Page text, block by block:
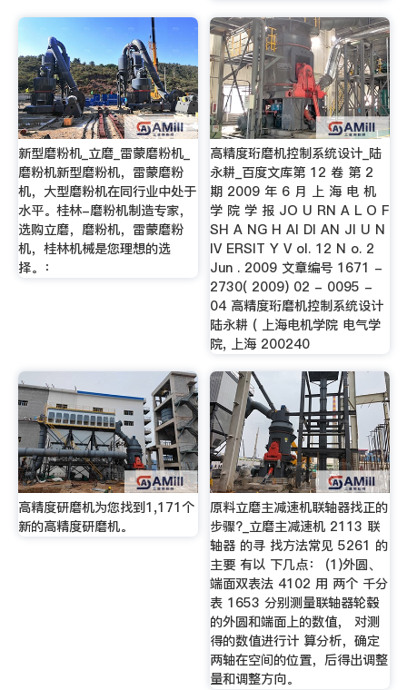
新型磨粉机_立磨_雷蒙磨粉机_
磨粉机新型磨粉机，雷蒙磨粉
机，大型磨粉机在同行业中处于
水平。桂林-磨粉机制造专家，
选购立磨，磨粉机，雷蒙磨粉
机，桂林机械是您理想的选
择。：
高精度珩磨机控制系统设计_陆
永耕_百度文库第 12 卷 第 2
期 2009 年 6 月 上 海 电 机
学 院 学 报 JO U RN A L O F
SH A NG H AI DI AN JI U N
IV ERSIT Y V ol. 12 N o. 2
Jun . 2009 文章编号 1671 -
2730( 2009) 02 - 0095 -
04 高精度珩磨机控制系统设计
陆永耕 ( 上海电机学院 电气学
院, 上海 200240
高精度研磨机为您找到1,171个
新的高精度研磨机。
原料立磨主减速机联轴器找正的
步骤?_立磨主减速机 2113 联
轴器 的寻 找方法常见 5261 的
主要 有以 下几点： (1)外圆、
端面双表法 4102 用 两个 千分
表 1653 分别测量联轴器轮毂
的外圆和端面上的数值， 对测
得的数值进行计 算分析，确定
两轴在空间的位置，后得出调整
量和调整方向。